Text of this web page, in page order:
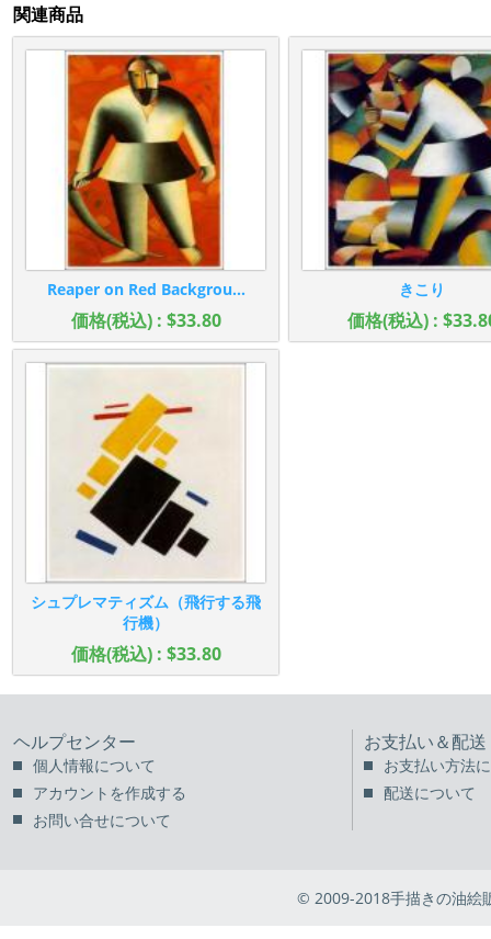
関連商品
Reaper on Red Backgrou...
価格(税込) : $33.80
きこり
価格(税込) :
シュプレマティズム（飛行する飛
行機）
価格(税込) : $33.80
ヘルプセンター
個人情報について
アカウントを作成する
お問い合せについて
お支払い＆配送
お支払い方法
配送について
© 2009-2018手描きの油絵